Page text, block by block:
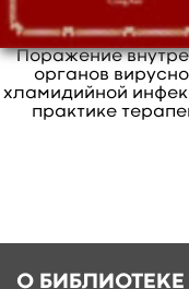
Ещё больше
Поражение
органов
хламидийной
практике
О БИБЛИОТЕКЕ